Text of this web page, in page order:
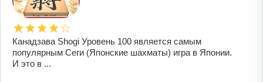
Канадзава Shogi Уровень 100 является самым
популярным Сеги (Японские шахматы) игра в Японии.
И это в ...